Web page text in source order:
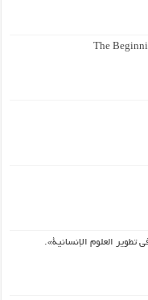
The
تطوير العلوم الإنسانية».